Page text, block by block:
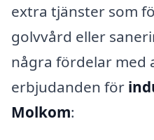
extra tjänster som
golvvård eller
några fördelar med
erbjudanden för
Molkom: